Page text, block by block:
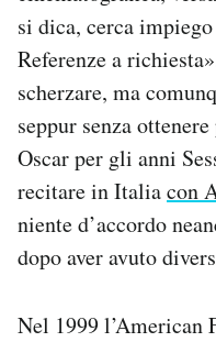
si dica, cerca
Referenze a
scherzare, ma
seppur senza
Oscar per gli anni
recitare in Italiacon
niente d’accordo
dopo aver avuto
Nel 1999